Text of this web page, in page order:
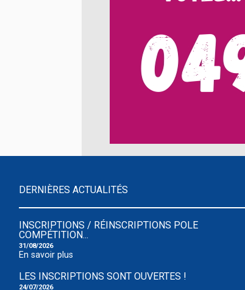
DERNIÈRES ACTUALITÉS
INSCRIPTIONS / RÉINSCRIPTIONS POLE
COMPÉTITION...
31/08/2026
En savoir plus
LES INSCRIPTIONS SONT OUVERTES !
24/07/2026